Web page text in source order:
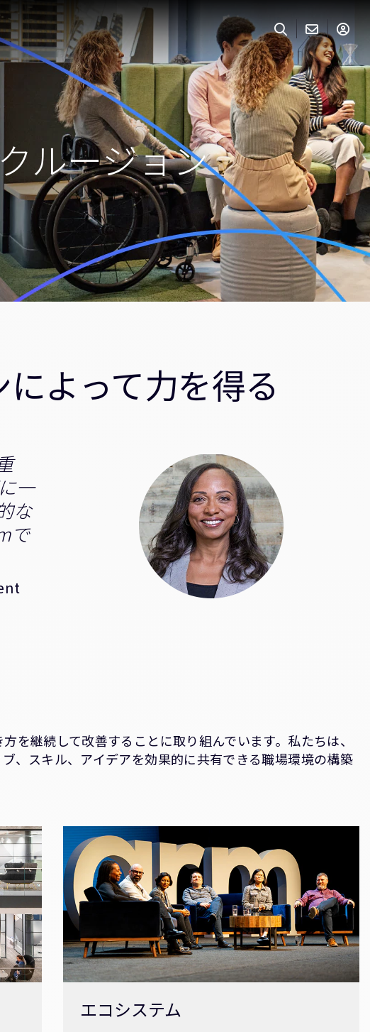
ルージョン
よって力を得る
一
な
で
継続して改善することに取り組んでいます。私たちは、
、スキル、アイデアを効果的に共有できる職場環境の構築
エコシステム